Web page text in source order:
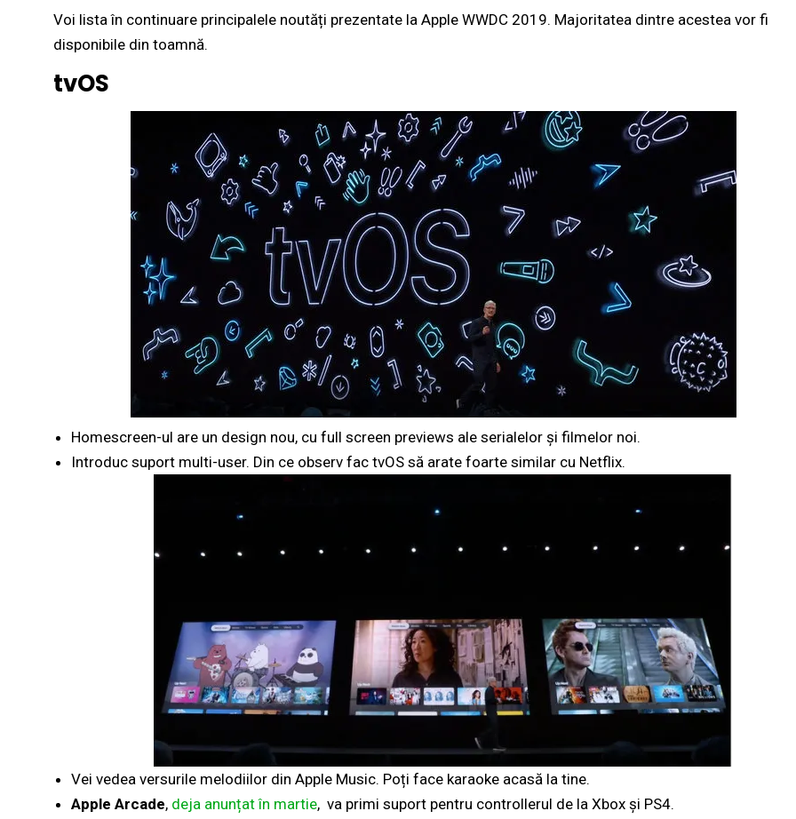
Voi lista în continuare principalele noutăți prezentate la Apple WWDC 2019. Majoritatea dintre acestea vor fi
disponibile din toamnă.
tvOS
Homescreen-ul are un design nou, cu full screen previews ale serialelor și filmelor noi.
Introduc suport multi-user. Din ce observ fac tvOS să arate foarte similar cu Netflix.
Vei vedea versurile melodiilor din Apple Music. Poți face karaoke acasă la tine.
Apple Arcade, deja anunțat în martie, va primi suport pentru controllerul de la Xbox și PS4.